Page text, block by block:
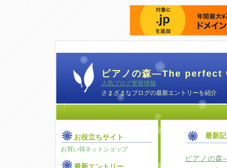
ピアノの森―The
人気ブログ更新情報
さまざまなブログの最新エントリーを紹介
最新
ピアノの
お役立ちサイト
お買い得ネットショップ